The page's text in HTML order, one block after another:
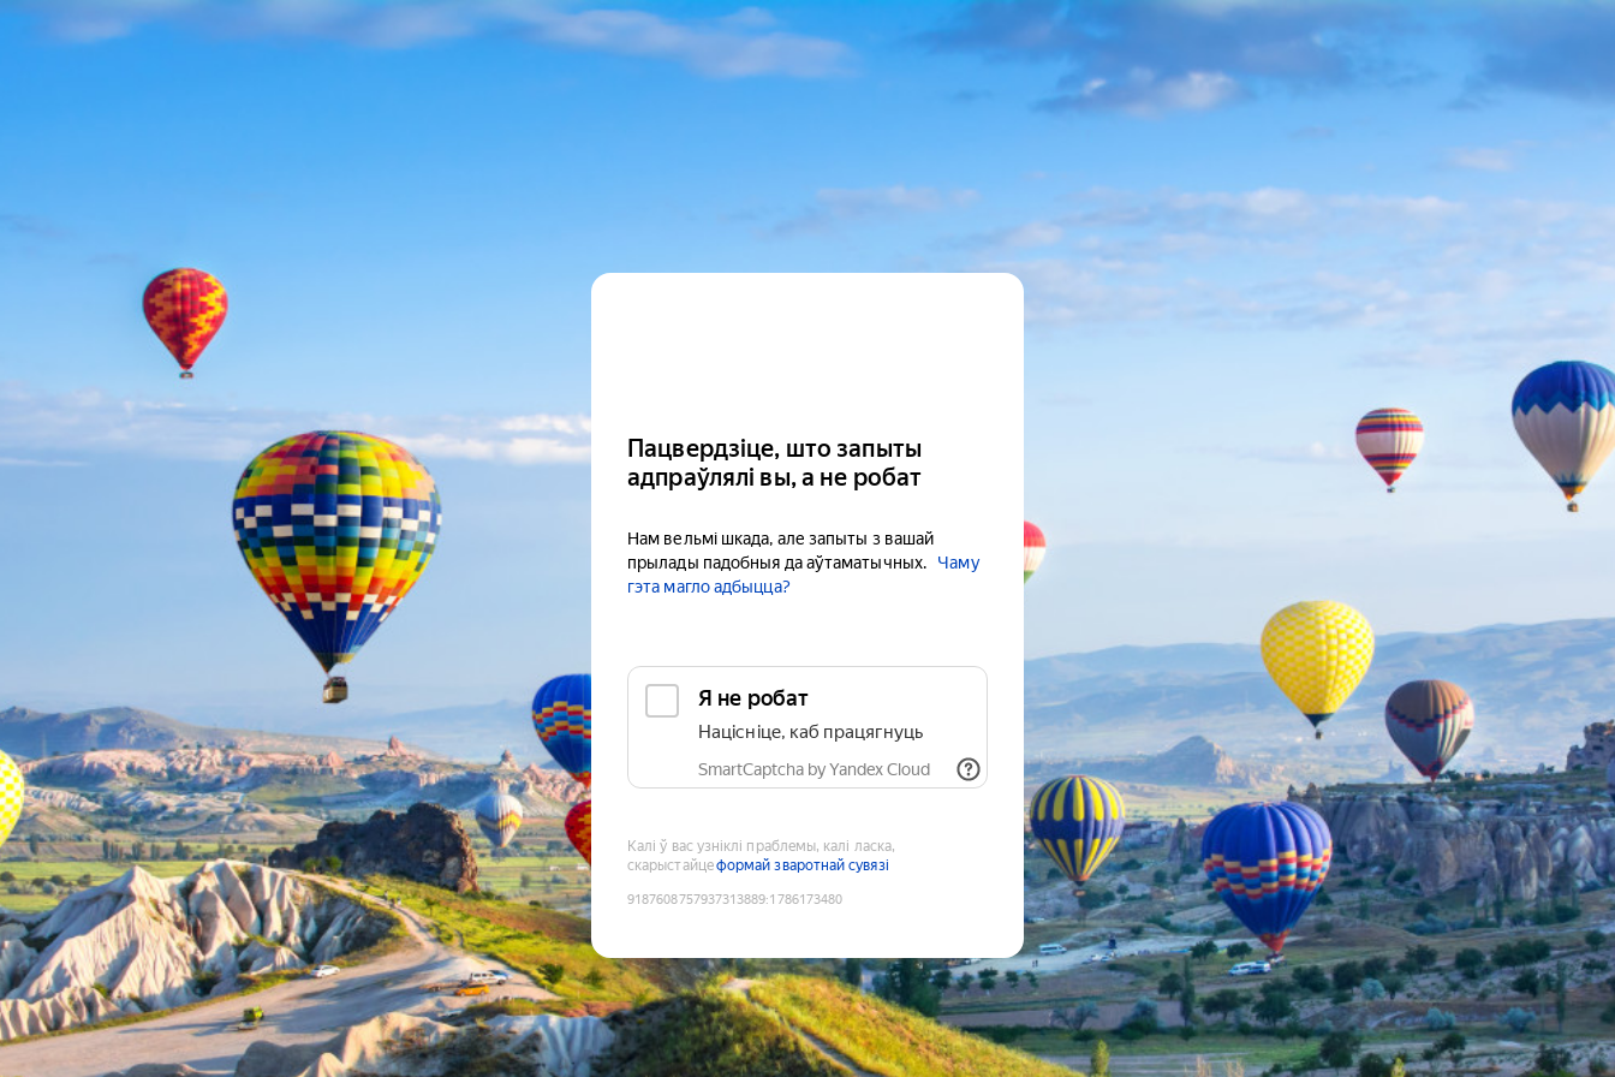
Пацвердзіце, што запыты
адпраўлялі вы, а не робат
Нам вельмі шкада, але запыты з вашай
прылады падобныя да аўтаматычных.
Чаму
гэта магло адбыцца?
Я не робат
Націсніце, каб працягнуць
SmartCaptcha by Yandex Cloud
Калі ў вас узніклі праблемы, калі ласка,
скарыстайцеформай зваротнай сувязі
9187608757937313889:1786173480